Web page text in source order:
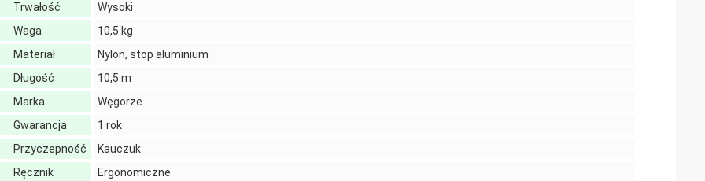
Trwałość
Wysoki
Waga
10,5 kg
Materiał
Nylon, stop aluminium
Długość
10,5 m
Marka
Węgorze
Gwarancja
1 rok
Przyczepność
Kauczuk
Ręcznik
Ergonomiczne